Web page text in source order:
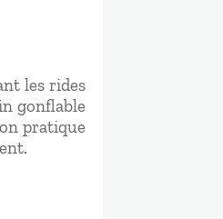
les rides
gonflable
pratique